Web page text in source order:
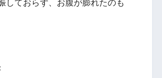
しておらず、お腹が膨れたのも